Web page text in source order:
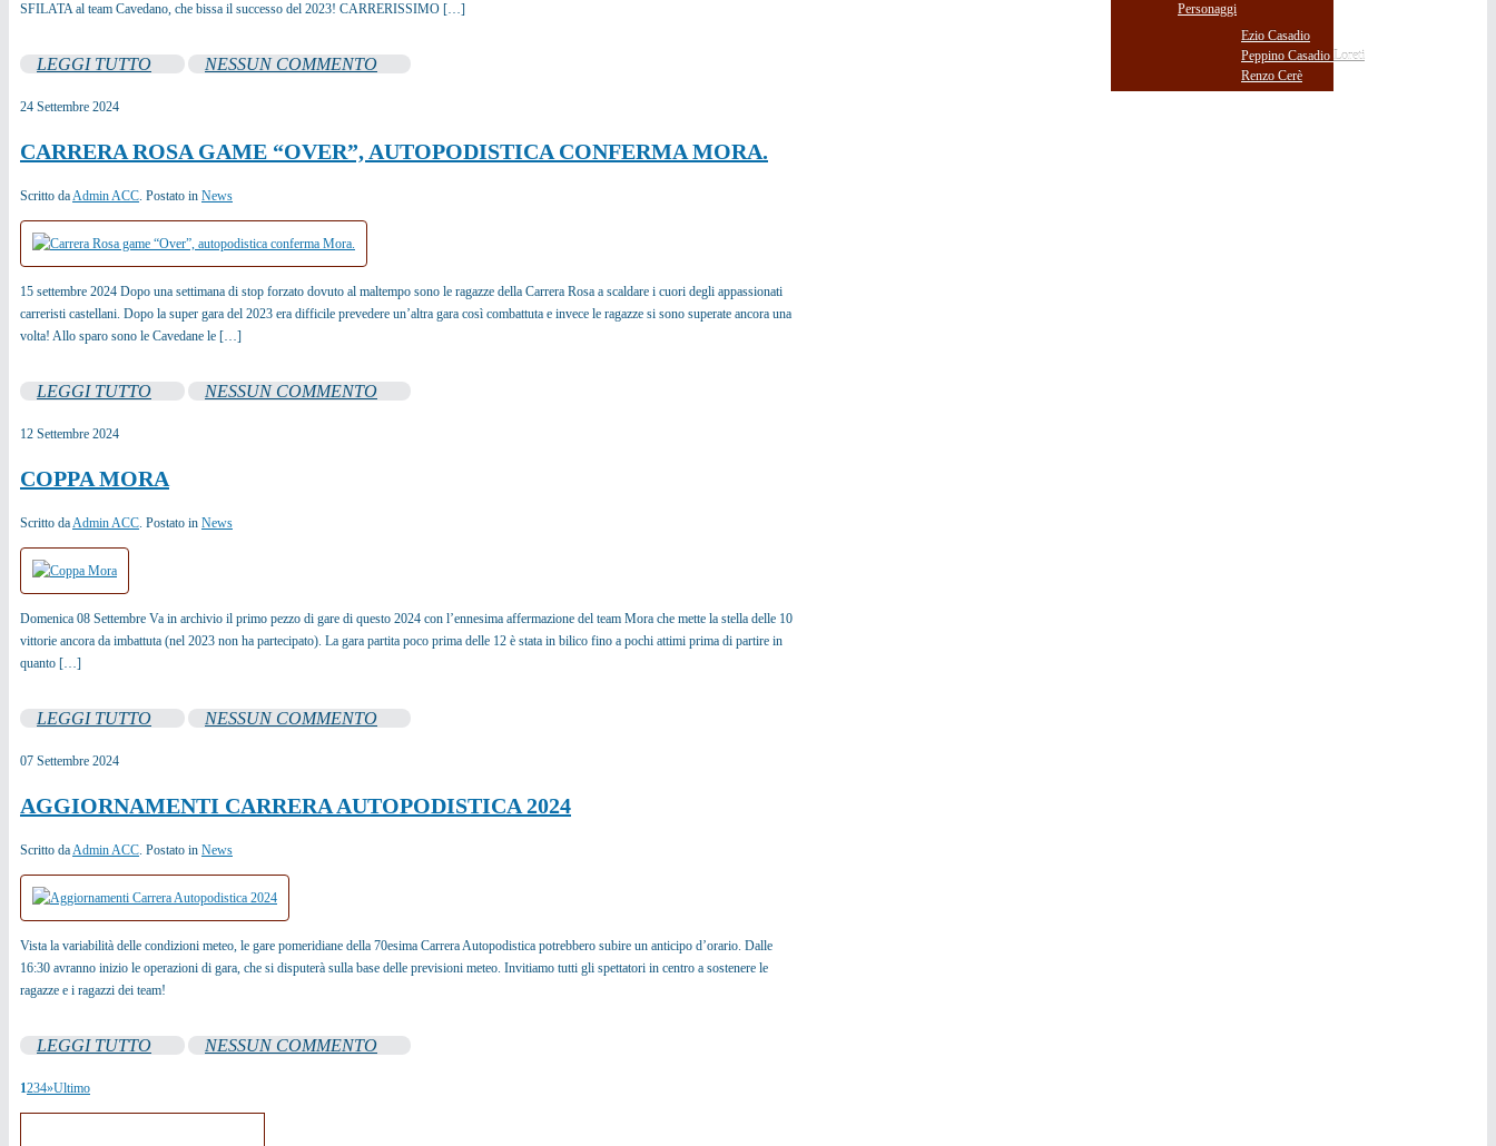
Personaggi
Ezio Casadio
Peppino Casadio Loreti
Renzo Cerè
SFILATA al team Cavedano, che bissa il successo del 2023! CARRERISSIMO […]
LEGGI TUTTO NESSUN COMMENTO
24 Settembre 2024
CARRERA ROSA GAME “OVER”, AUTOPODISTICA CONFERMA MORA.
Scritto daAdmin ACC. Postato in News
15 settembre 2024 Dopo una settimana di stop forzato dovuto al maltempo sono le ragazze della Carrera Rosa a scaldare i cuori degli appassionati
carreristi castellani. Dopo la super gara del 2023 era difficile prevedere un’altra gara così combattuta e invece le ragazze si sono superate ancora una
volta! Allo sparo sono le Cavedane le […]
LEGGI TUTTO NESSUN COMMENTO
12 Settembre 2024
COPPA MORA
Scritto daAdmin ACC. Postato in News
Domenica 08 Settembre Va in archivio il primo pezzo di gare di questo 2024 con l’ennesima affermazione del team Mora che mette la stella delle 10
vittorie ancora da imbattuta (nel 2023 non ha partecipato). La gara partita poco prima delle 12 è stata in bilico fino a pochi attimi prima di partire in
quanto […]
LEGGI TUTTO NESSUN COMMENTO
07 Settembre 2024
AGGIORNAMENTI CARRERA AUTOPODISTICA 2024
Scritto daAdmin ACC. Postato in News
Vista la variabilità delle condizioni meteo, le gare pomeridiane della 70esima Carrera Autopodistica potrebbero subire un anticipo d’orario. Dalle
16:30 avranno inizio le operazioni di gara, che si disputerà sulla base delle previsioni meteo. Invitiamo tutti gli spettatori in centro a sostenere le
ragazze e i ragazzi dei team!
LEGGI TUTTO NESSUN COMMENTO
1234»Ultimo